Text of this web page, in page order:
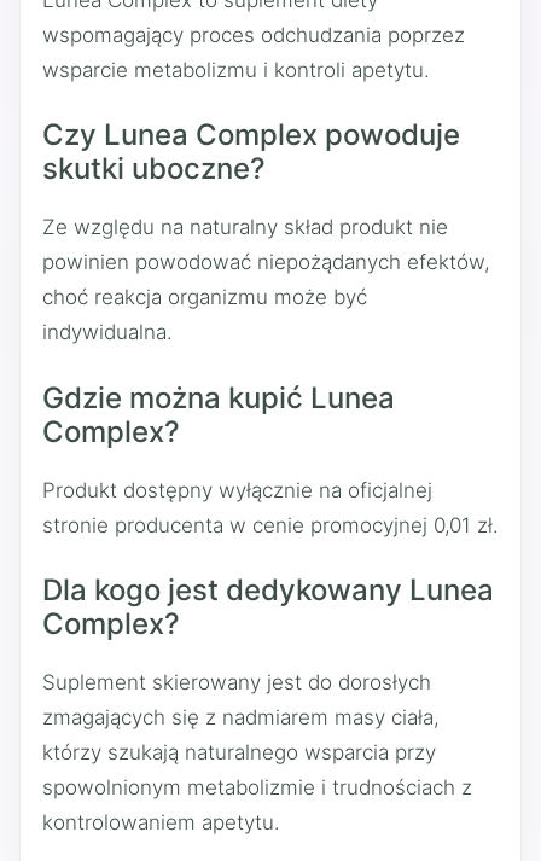
wspomagający proces odchudzania poprzez
wsparcie metabolizmu i kontroli apetytu.
Czy Lunea Complex powoduje
skutki uboczne?
Ze względu na naturalny skład produkt nie
powinien powodować niepożądanych efektów,
choć reakcja organizmu może być
indywidualna.
Gdzie można kupić Lunea
Complex?
Produkt dostępny wyłącznie na oficjalnej
stronie producenta w cenie promocyjnej 0,01 zł.
Dla kogo jest dedykowany Lunea
Complex?
Suplement skierowany jest do dorosłych
zmagających się z nadmiarem masy ciała,
którzy szukają naturalnego wsparcia przy
spowolnionym metabolizmie i trudnościach z
kontrolowaniem apetytu.